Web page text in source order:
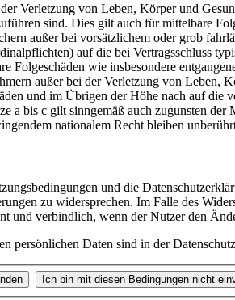
Verletzung von Leben, Körper und
sind. Dies gilt auch für mittelbare
außer bei vorsätzlichem oder grob
auf die bei Vertragsschluss
Folgeschäden wie insbesondere
außer bei der Verletzung von Leben,
und im Übrigen der Höhe nach auf die
a bis c gilt sinngemäß auch zugunsten
nationalem Recht bleiben
und die
zu widersprechen. Im Falle des
und verbindlich, wenn der Nutzer den
persönlichen Daten sind in der